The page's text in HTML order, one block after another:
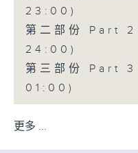
23:00)
第二部份 Part
24:00)
第三部份 Part
01:00)
更多 ...